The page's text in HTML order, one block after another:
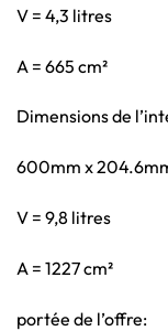
V = 4,3 litres
A = 665 cm²
Dimensions de
600mm x
V = 9,8 litres
A = 1227 cm²
portée de l’offre: